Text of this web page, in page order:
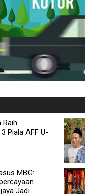
Raih
Piala AFF U-
MBG:
Jadi